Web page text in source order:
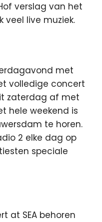
verslag van het
veel live muziek.
met
volledige concert
zaterdag af met
hele weekend is
te horen.
2 elke dag op
speciale
at SEA behoren